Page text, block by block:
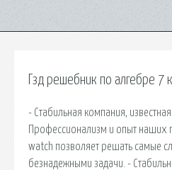
Гзд решебник по алгебре 7
- Стабильная компания,
Профессионализм и опыт наших
watch позволяет решать самые
безнадежными задачи. -